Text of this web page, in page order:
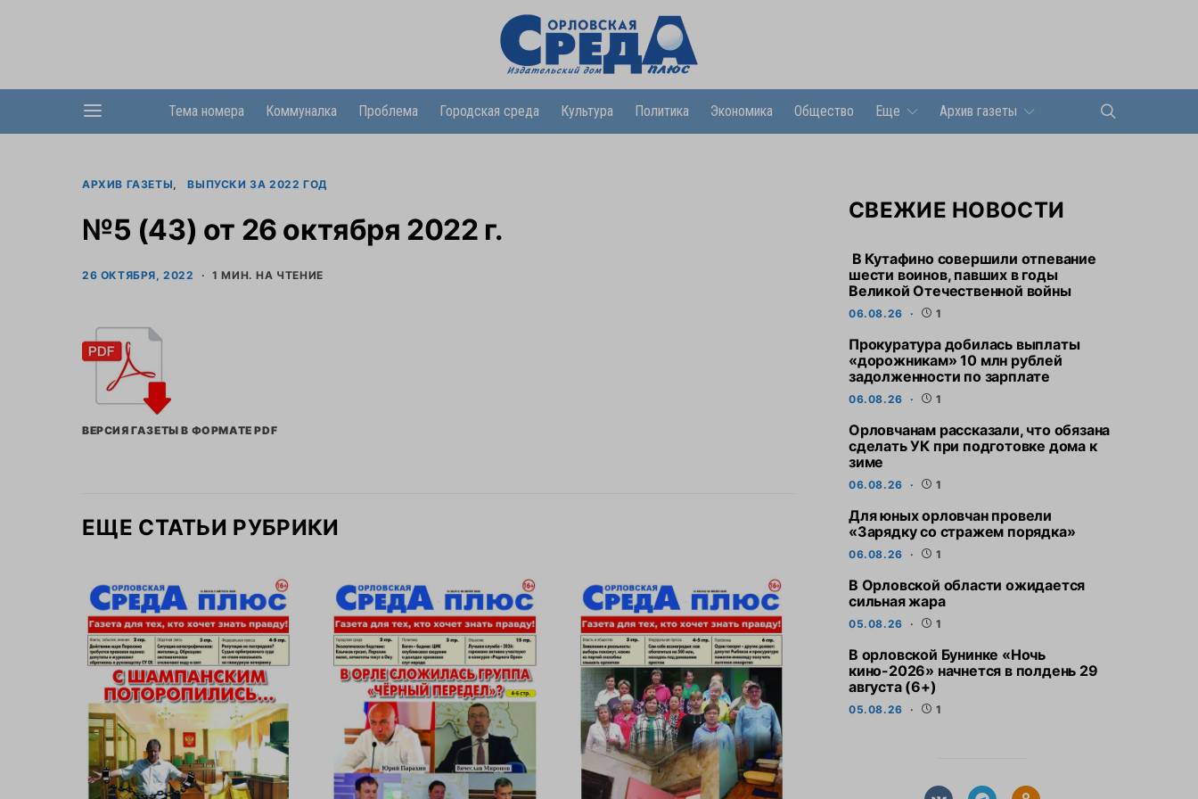
Тема номера Коммуналка Проблема Городская среда Культура Политика Экономика Общество Еще Архив газеты
АРХИВ ГАЗЕТЫ ВЫПУСКИ ЗА 2022 ГОД
№5 (43) от 26 октября 2022 г.
26 ОКТЯБРЯ, 2022 1 МИН. НА ЧТЕНИЕ
ВЕРСИЯ ГАЗЕТЫ В ФОРМАТЕ PDF
ЕЩЕ СТАТЬИ РУБРИКИ
СВЕЖИЕ НОВОСТИ
В Кутафино совершили отпевание
шести воинов, павших в годы
Великой Отечественной войны
06.08.26 1
Прокуратура добилась выплаты
«дорожникам» 10 млн рублей
задолженности по зарплате
06.08.26 1
Орловчанам рассказали, что обязана
сделать УК при подготовке дома к
зиме
06.08.26 1
Для юных орловчан провели
«Зарядку со стражем порядка»
06.08.26 1
В Орловской области ожидается
сильная жара
05.08.26 1
В орловской Бунинке «Ночь
кино-2026» начнется в полдень 29
августа (6+)
05.08.26 1